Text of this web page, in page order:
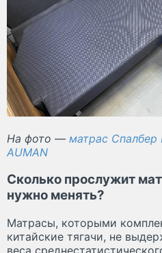
На фото — матрас Спалбер
AUMAN
Сколько прослужит
нужно менять?
Матрасы, которыми
китайские тягачи, не